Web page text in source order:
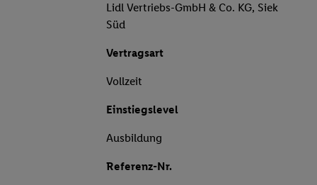
Lidl Vertriebs-GmbH & Co. KG, Siek
Süd
Vertragsart
Vollzeit
Einstiegslevel
Ausbildung
Referenz-Nr.